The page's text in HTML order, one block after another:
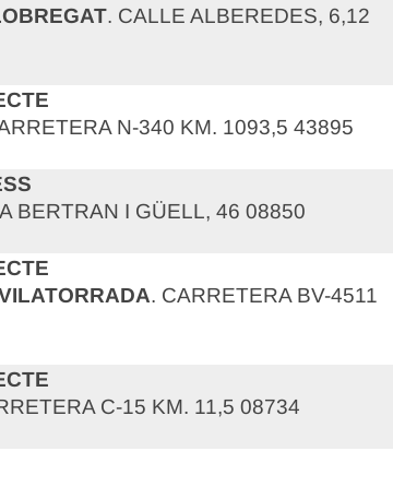
. CALLE ALBEREDES, 6,12
N-340 KM. 1093,5 43895
BERTRAN I GÜELL, 46 08850
. CARRETERA BV-4511
C-15 KM. 11,5 08734